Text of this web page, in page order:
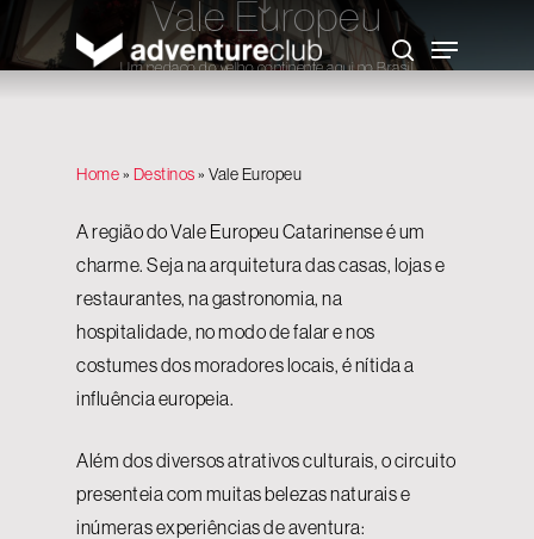
main
content
search
Menu
Vale Europeu
Um pedaço do velho continente aqui no Brasil
Home» Destinos» Vale Europeu
A região do Vale Europeu Catarinense é um
charme. Seja na arquitetura das casas, lojas e
restaurantes, na gastronomia, na
hospitalidade, no modo de falar e nos
costumes dos moradores locais, é nítida a
influência europeia.
Além dos diversos atrativos culturais, o circuito
presenteia com muitas belezas naturais e
inúmeras experiências de aventura: